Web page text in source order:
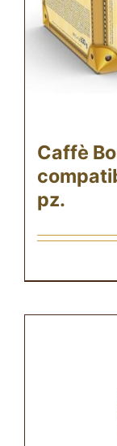
Caffè
pz.